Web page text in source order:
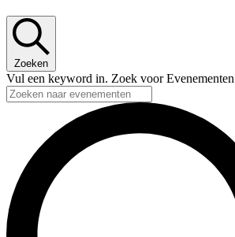
Zoeken
Vul een keyword in. Zoek voor